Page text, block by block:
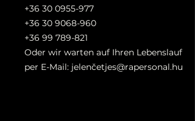
+36 30 0955-977
+36 30 9068-960
+36 99 789-821
Oder wir warten auf Ihren Lebenslauf
per E-Mail: jelenčetjes@rapersonal.hu